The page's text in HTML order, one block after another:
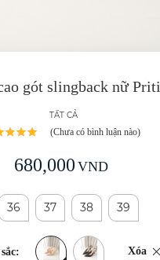
gót slingback nữ Priti
TẤT CẢ
(Chưa có bình luận nào)
680,000 VND
36 37 38 39
Xóa